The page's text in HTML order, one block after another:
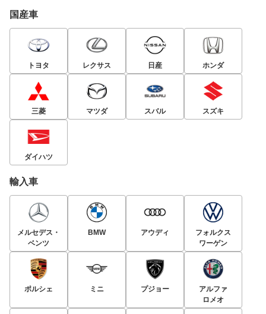
国産車
トヨタ レクサス 日産 ホンダ
三菱 マツダ スバル スズキ
ダイハツ
輸入車
メルセデス・
ベンツ
BMW アウディ
フォルクス
ワーゲン
ポルシェ ミニ プジョー
アルファ
ロメオ